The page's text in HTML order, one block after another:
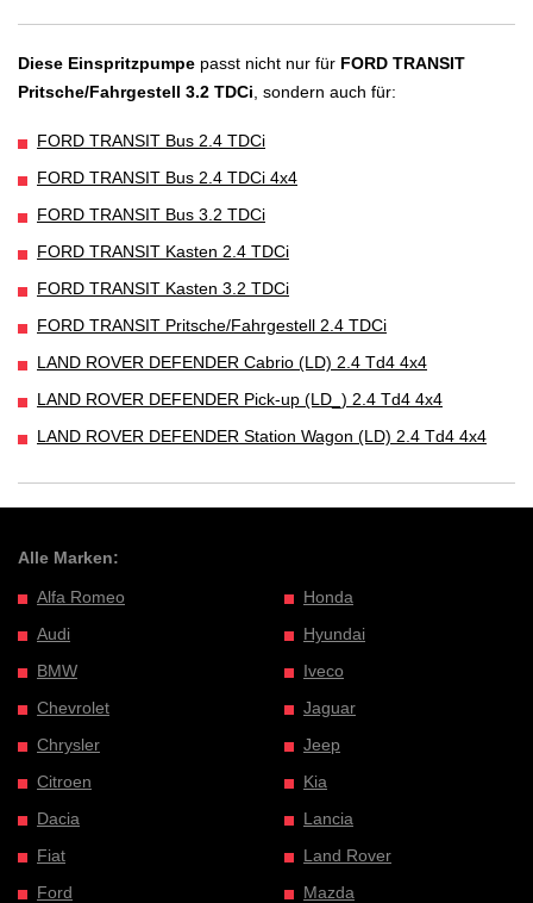
Diese Einspritzpumpe passt nicht nur für FORD TRANSIT
Pritsche/Fahrgestell 3.2 TDCi , sondern auch für:
FORD TRANSIT Bus 2.4 TDCi
FORD TRANSIT Bus 2.4 TDCi 4x4
FORD TRANSIT Bus 3.2 TDCi
FORD TRANSIT Kasten 2.4 TDCi
FORD TRANSIT Kasten 3.2 TDCi
FORD TRANSIT Pritsche/Fahrgestell 2.4 TDCi
LAND ROVER DEFENDER Cabrio (LD) 2.4 Td4 4x4
LAND ROVER DEFENDER Pick-up (LD_) 2.4 Td4 4x4
LAND ROVER DEFENDER Station Wagon (LD) 2.4 Td4 4x4
Alle Marken:
Alfa Romeo
Audi
BMW
Chevrolet
Chrysler
Citroen
Dacia
Fiat
Ford
Honda
Hyundai
Iveco
Jaguar
Jeep
Kia
Lancia
Land Rover
Mazda